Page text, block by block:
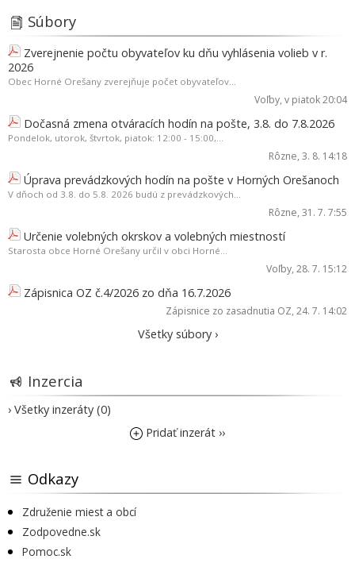
Súbory
Zverejnenie počtu obyvateľov ku dňu vyhlásenia volieb v r.
2026
Obec Horné Orešany zverejňuje počet obyvateľov...
Voľby, v piatok 20:04
Dočasná zmena otváracích hodín na pošte, 3.8. do 7.8.2026
Pondelok, utorok, štvrtok, piatok: 12:00 - 15:00,...
Rôzne, 3. 8. 14:18
Úprava prevádzkových hodín na pošte v Horných Orešanoch
V dňoch od 3.8. do 5.8. 2026 budú z prevádzkových...
Rôzne, 31. 7. 7:55
Určenie volebných okrskov a volebných miestností
Starosta obce Horné Orešany určil v obci Horné...
Voľby, 28. 7. 15:12
Zápisnica OZ č.4/2026 zo dňa 16.7.2026
Zápisnice zo zasadnutia OZ, 24. 7. 14:02
Všetky súbory ›
Inzercia
› Všetky inzeráty (0)
Pridať inzerát ››
Odkazy
Združenie miest a obcí
Zodpovedne.sk
Pomoc.sk